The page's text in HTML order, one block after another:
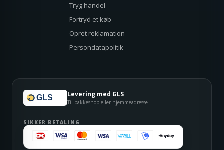
Tryg handel
Fortryd et køb
Opret reklamation
Persondatapolitik
GLS Levering med GLS
Til pakkeshop eller hjemmeadresse
SIKKER BETALING